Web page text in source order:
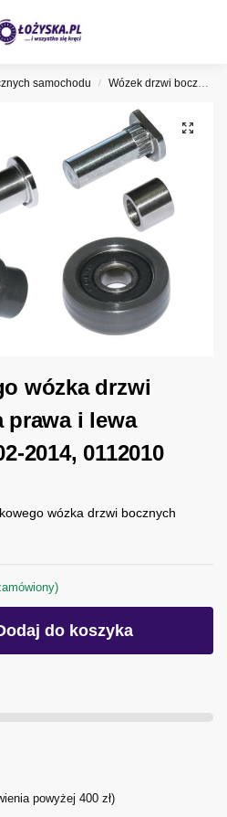
samochodu / Wózek drzwi bocznych Peugeot
wózka drzwi
prawa i lewa
2014, 0112010
wózka drzwi bocznych
do koszyka
powyżej 400 zł)